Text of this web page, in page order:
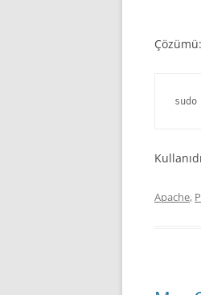
Çözümü:
Apache,